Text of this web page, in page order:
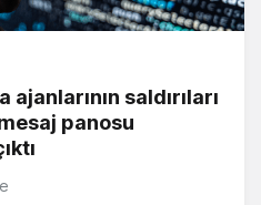
saldırıları
panosu